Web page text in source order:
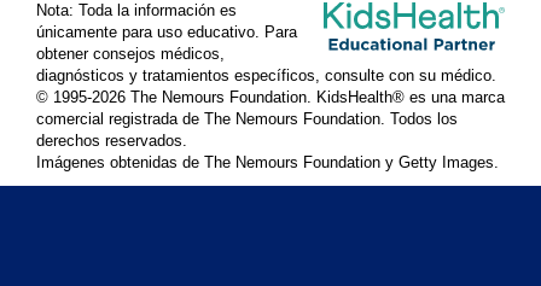
Nota: Toda la información es
únicamente para uso educativo. Para
obtener consejos médicos,
diagnósticos y tratamientos específicos, consulte con su médico.
© 1995-2026 The Nemours Foundation. KidsHealth® es una marca
comercial registrada de The Nemours Foundation. Todos los
derechos reservados.
Imágenes obtenidas de The Nemours Foundation y Getty Images.